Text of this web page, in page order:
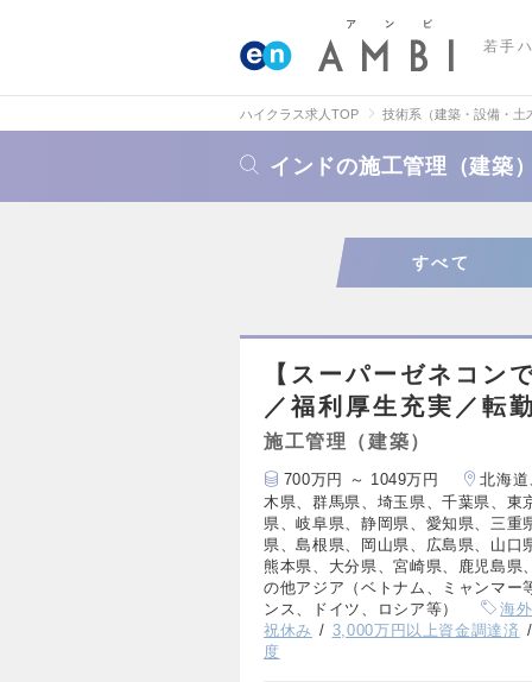
若手
ハイクラス求人TOP 技術系（建築・設備・土
インドの施工管理（建築
すべて
【スーパーゼネコン
／福利厚生充実／転
施工管理（建築）
700万円 ～ 1049万円
北海
木県、群馬県、埼玉県、千葉県、
県、岐阜県、静岡県、愛知県、三
県、島根県、岡山県、広島県、山
熊本県、大分県、宮崎県、鹿児島
の他アジア（ベトナム、ミャンマー
ンス、ドイツ、ロシア等）
海
祝休み
3,000万円以上資金調達済
度